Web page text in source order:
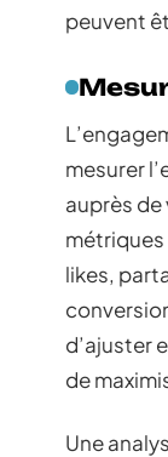
peuvent
mesurer
auprès
métriques
likes,
d’ajuster
de
Une